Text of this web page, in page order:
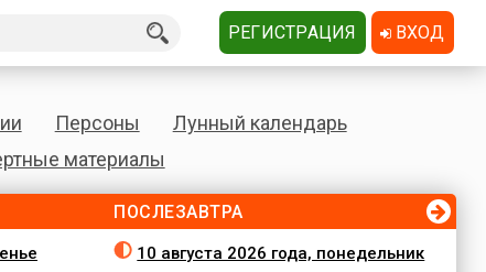
Персоны
Лунный календарь
материалы
ПОСЛЕЗАВТРА
10 августа 2026 года, понедельник
РЕГИСТРАЦИЯ ВХОД